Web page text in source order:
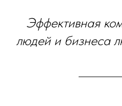
Эффективная
людей и бизнеса